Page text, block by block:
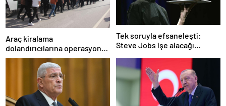
Araç kiralama
dolandırıcılarına operasyon:
101 gözaltı
Tek soruyla efsaneleşti:
Steve Jobs işe alacağı
seçiyordu!